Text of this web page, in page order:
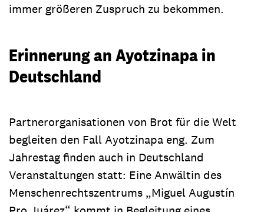
immer größeren Zuspruch zu bekommen.
Erinnerung an Ayotzinapa in
Deutschland
Partnerorganisationen von Brot für die Welt
begleiten den Fall Ayotzinapa eng. Zum
Jahrestag finden auch in Deutschland
Veranstaltungen statt: Eine Anwältin des
Menschenrechtszentrums „Miguel Augustín